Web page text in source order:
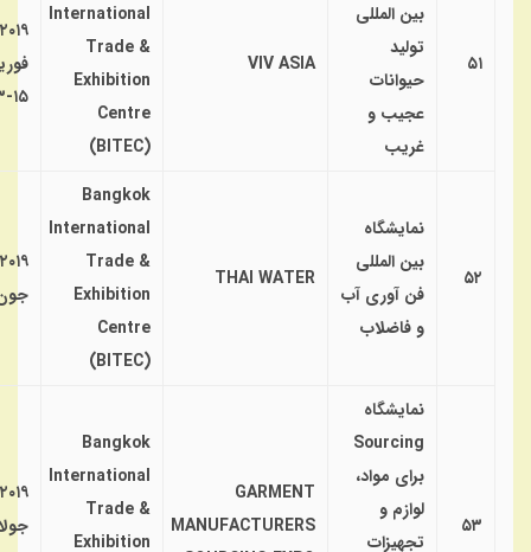
۵۱
بین المللی
تولید
حیوانات
عجیب و
غریب
VIV ASIA
International
Trade &
Exhibition
Centre
(BITEC)
۲۰۱۹
۱۵-۱۳
۵۲
نمایشگاه
بین المللی
فن آوری آب
و فاضلاب
THAI WATER
Bangkok
International
Trade &
Exhibition
Centre
(BITEC)
۲۰۱۹
۵۳
نمایشگاه
Sourcing
برای مواد،
لوازم و
تجهیزات
GARMENT
MANUFACTURERS
Bangkok
International
Trade &
Exhibition
۲۰۱۹